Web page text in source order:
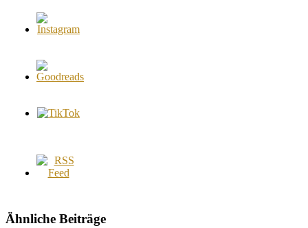
Ähnliche Beiträge